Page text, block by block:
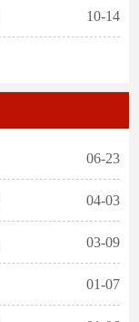
10-14
06-23
04-03
03-09
01-07